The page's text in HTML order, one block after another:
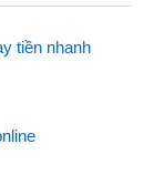
tiền nhanh